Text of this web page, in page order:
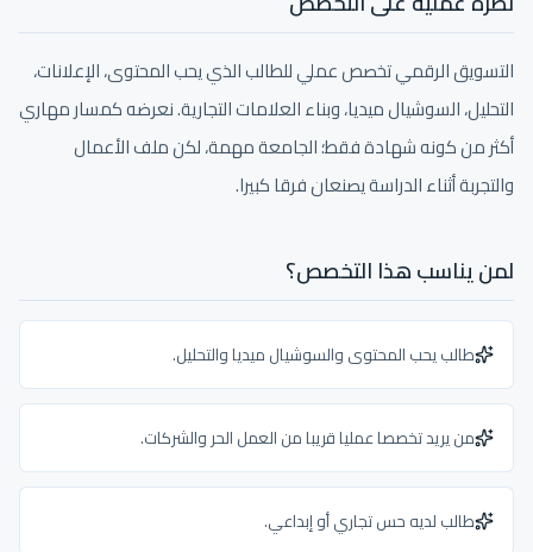
التسويق الرقمي تخصص عملي للطالب الذي يحب المحتوى، الإعلانات،
التحليل، السوشيال ميديا، وبناء العلامات التجارية. نعرضه كمسار مهاري
أكثر من كونه شهادة فقط؛ الجامعة مهمة، لكن ملف الأعمال
والتجربة أثناء الدراسة يصنعان فرقا كبيرا.
لمن يناسب هذا التخصص؟
طالب يحب المحتوى والسوشيال ميديا والتحليل.
من يريد تخصصا عمليا قريبا من العمل الحر والشركات.
طالب لديه حس تجاري أو إبداعي.